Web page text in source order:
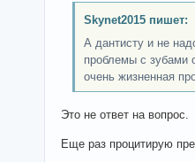
Skynet2015 пишет:
А дантисту и не
проблемы с зубами
очень жизненная
Это не ответ на вопрос.
Еще раз процитирую